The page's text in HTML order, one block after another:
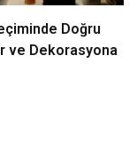
Doğru
ve Dekorasyona